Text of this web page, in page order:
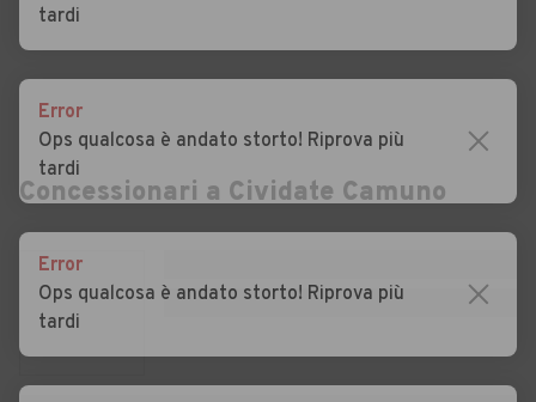
Auto usate Botticino Auto usate Bovegno
Auto usate Bovezzo Auto usate Brandico
Auto usate Braone Auto usate Breno
Auto usate Brione Auto usate Caino
Riviera
Auto usate Calvisano Auto usate Capo di Ponte
Concessionari aCividate Camuno
tardi
Error
Ops qualcosa è andato storto! Riprova più
tardi
Error
Ops qualcosa è andato storto! Riprova più
tardi